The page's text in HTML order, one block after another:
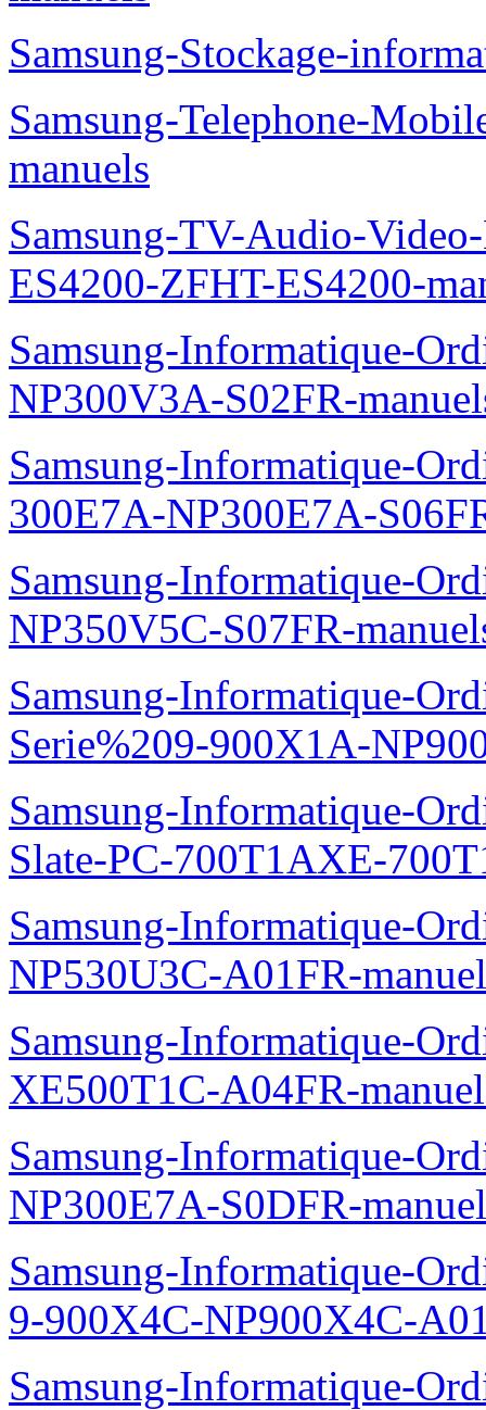
Samsung-Stockage-
Samsung-Telephone-
manuels
Samsung-TV-Audio-
ES4200-ZFHT-ES4200-
Samsung-Informatique-
NP300V3A-S02FR-
Samsung-Informatique-
300E7A-NP300E7A-
Samsung-Informatique-
NP350V5C-S07FR-
Samsung-Informatique-
Serie%209-900X1A-
Samsung-Informatique-
Slate-PC-700T1AXE-
Samsung-Informatique-
NP530U3C-A01FR-
Samsung-Informatique-
XE500T1C-A04FR-
Samsung-Informatique-
NP300E7A-S0DFR-
Samsung-Informatique-
9-900X4C-NP900X4C-
Samsung-Informatique-